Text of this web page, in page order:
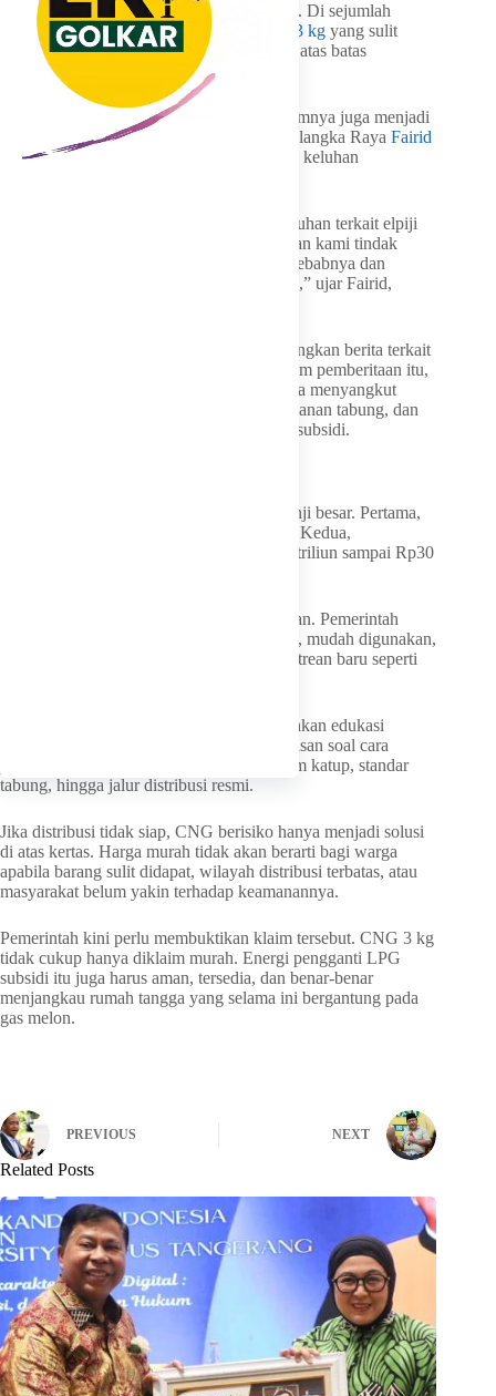
menjawab keresahan masyarakat di daerah. Di sejumlah
wilayah, warga masih mengeluhkan
LPG 3 kg yang sulit
didapat dan harga eceran yang bergerak di atas batas
kewajaran.
Di Palangka Raya, isu LPG subsidi sebelumnya juga menjadi
perhatian pemerintah daerah. Wali Kota Palangka Raya Fairid
Naparinmenyatakan akan menindaklanjuti keluhan
“Kalau memang nanti ada laporan atau keluhan terkait elpiji
yang langka dan harganya mahal, tentu akan kami tindak
lanjuti. Nanti saya akan mencari tahu penyebabnya dan
bagaimana kondisi sebenarnya di lapangan,” ujar Fairid,
Cyrustimes sebelumnya juga telah menayangkan berita terkait
persiapan CNG pengganti LPG 3 kg. Dalam pemberitaan itu,
isu transisi energi rumah tangga tidak hanya menyangkut
harga, tetapi juga kesiapan distribusi, keamanan tabung, dan
akses masyarakat kecil terhadap energi bersubsidi.
Rencana CNG 3 kg kini membawa dua janji besar. Pertama,
harga yang diklaim lebih murah dari LPG. Kedua,
penghematan subsidi negara hingga Rp27 triliun sampai Rp30
Namun, janji itu tetap perlu diuji di lapangan. Pemerintah
harus memastikan CNG benar-benar aman, mudah digunakan,
tersedia merata, dan tidak menimbulkan antrean baru seperti
Transisi dari LPG ke CNG juga membutuhkan edukasi
publik. Masyarakat perlu mendapat penjelasan soal cara
penggunaan, perbedaan karakter gas, sistem katup, standar
tabung, hingga jalur distribusi resmi.
Jika distribusi tidak siap, CNG berisiko hanya menjadi solusi
di atas kertas. Harga murah tidak akan berarti bagi warga
apabila barang sulit didapat, wilayah distribusi terbatas, atau
masyarakat belum yakin terhadap keamanannya.
Pemerintah kini perlu membuktikan klaim tersebut. CNG 3 kg
tidak cukup hanya diklaim murah. Energi pengganti LPG
subsidi itu juga harus aman, tersedia, dan benar-benar
menjangkau rumah tangga yang selama ini bergantung pada
gas melon.
PREVIOUS NEXT
Related Posts